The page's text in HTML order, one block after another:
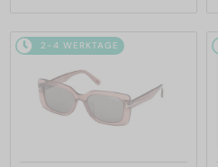
2-4 WERKTAGE